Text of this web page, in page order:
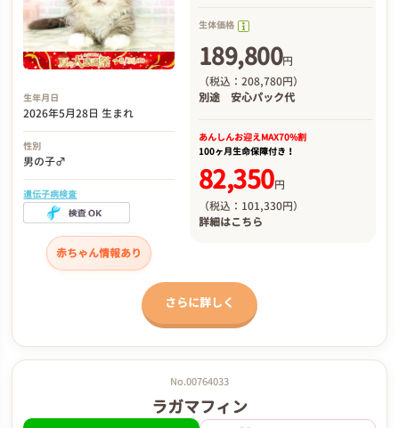
生年月日
2026年5月28日 生まれ
性別
男の子♂
遺伝子病検査
赤ちゃん情報あり
生体価格
189,800円
（税込：208,780円）
別途 安心パック代
あんしんお迎えMAX70%割
100ヶ月生命保障付き！
82,350円
（税込：101,330円）
詳細はこちら
さらに詳しく
No.00764033
ラガマフィン